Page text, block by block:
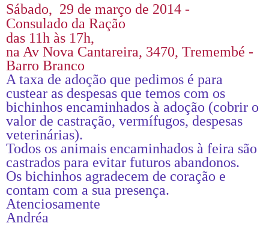
Sábado, 29 de março de 2014 -
Consulado da Ração
das 11h às 17h,
na Av Nova Cantareira, 3470, Tremembé -
Barro Branco
A taxa de adoção que pedimos é para
custear as despesas que temos com os
bichinhos encaminhados à adoção (cobrir o
valor de castração, vermífugos, despesas
veterinárias).
Todos os animais encaminhados à feira são
castrados para evitar futuros abandonos.
Os bichinhos agradecem de coração e
contam com a sua presença.
Atenciosamente
Andréa